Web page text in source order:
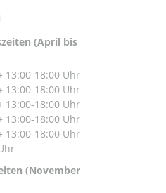
(April bis
13:00-18:00 Uhr
13:00-18:00 Uhr
13:00-18:00 Uhr
13:00-18:00 Uhr
13:00-18:00 Uhr
(November